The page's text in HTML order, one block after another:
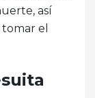
así
el